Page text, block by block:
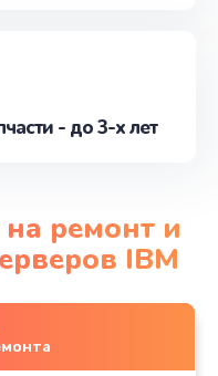
- до 3-х лет
на ремонт и
IBM